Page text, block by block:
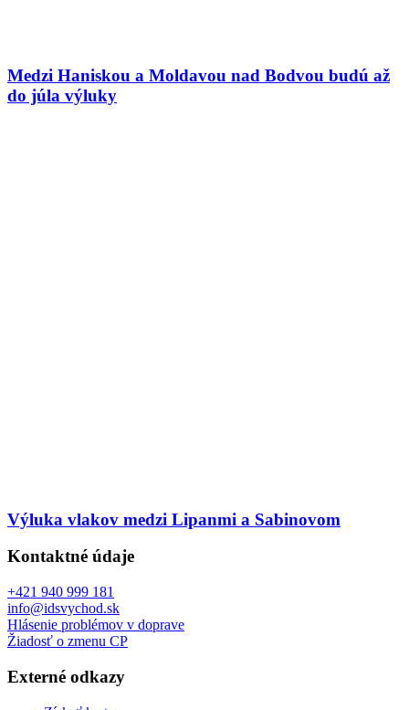
Medzi Haniskou a Moldavou nad Bodvou budú až
do júla výluky
Výluka vlakov medzi Lipanmi a Sabinovom
Kontaktné údaje
+421 940 999 181
info@idsvychod.sk
Hlásenie problémov v doprave
Žiadosť o zmenu CP
Externé odkazy